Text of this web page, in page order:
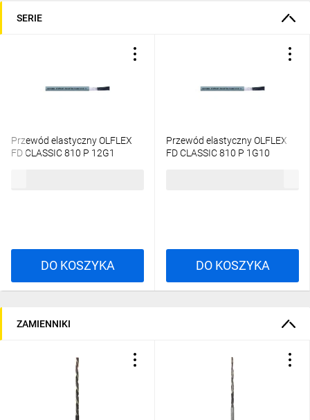
SERIE
Przewód elastyczny OLFLEX
FD CLASSIC 810 P 12G1
DO KOSZYKA
Przewód elastyczny OLFLEX
FD CLASSIC 810 P 1G10
DO KOSZYKA
ZAMIENNIKI